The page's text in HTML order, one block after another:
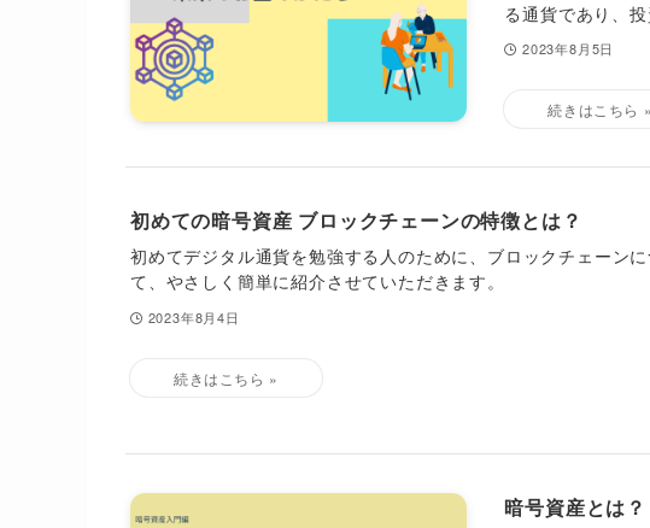
る通貨であり、
2023年8月5日
初めての暗号資産 ブロックチェーンの特徴とは？
初めてデジタル通貨を勉強する人のために、ブロックチェーン
て、やさしく簡単に紹介させていただきます。
2023年8月4日
暗号資産とは